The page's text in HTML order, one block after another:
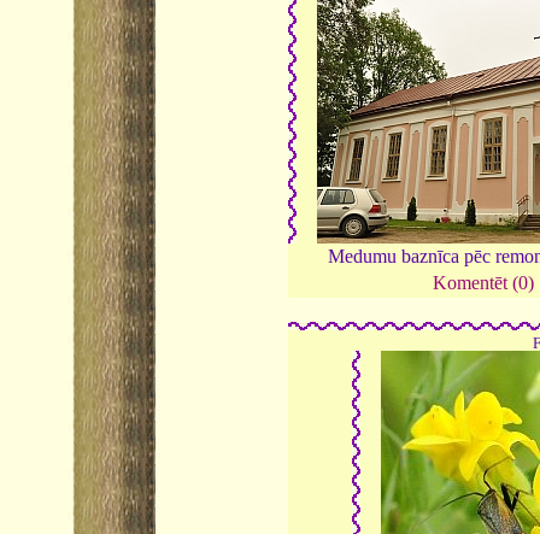
Medumu baznīca pēc
Komentēt (0)